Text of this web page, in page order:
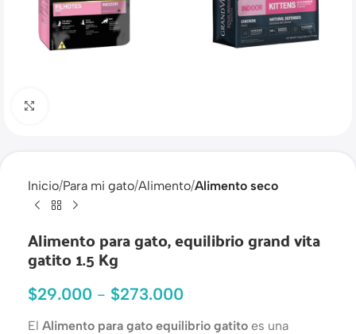
Inicio Para mi gato Alimento Alimento seco
Alimento para gato, equilibrio grand vita
gatito 1.5 Kg
$29.000 - $273.000
El Alimento para gato equilibrio gatito es una